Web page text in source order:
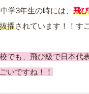
学3年生の時には、 飛
擢されています！！す
でも、飛び級で日本代
いですね！！